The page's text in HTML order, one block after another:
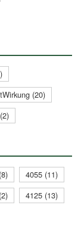
(20)
4055 (11)
4125 (13)